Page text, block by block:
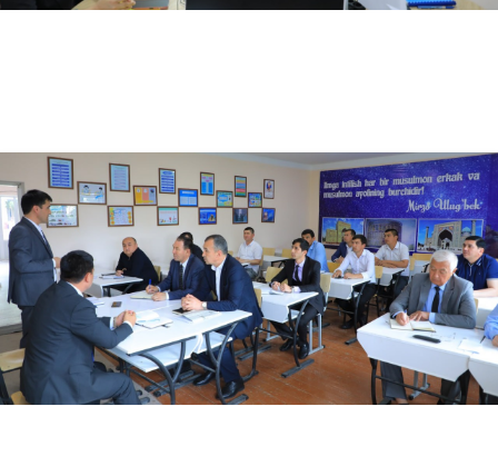
05.24.2024 6658
O'zbekiston-Finlandiya pedagogika instituti rektori Shahzoda Negmatova Turkiyaning Mersin…